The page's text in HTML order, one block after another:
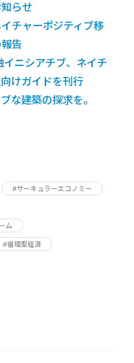
らせ
チャーポジティブ移
告
ニシアチブ、ネイチ
けガイドを刊行
な建築の探求を。
#サーキュラーエコノミー
ム
#循環型経済